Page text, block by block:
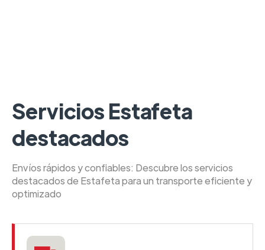
Servicios Estafeta
destacados
Envíos rápidos y confiables: Descubre los servicios
destacados de Estafeta para un transporte eficiente y
optimizado